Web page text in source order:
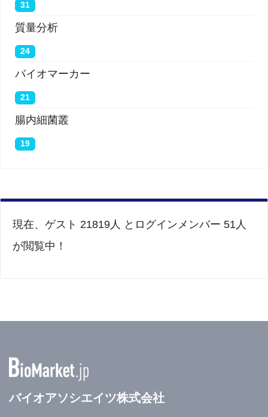
31
質量分析
24
バイオマーカー
21
腸内細菌叢
19
現在、ゲスト 21819人 とログインメンバー 51人
が閲覧中！
バイオアソシエイツ株式会社